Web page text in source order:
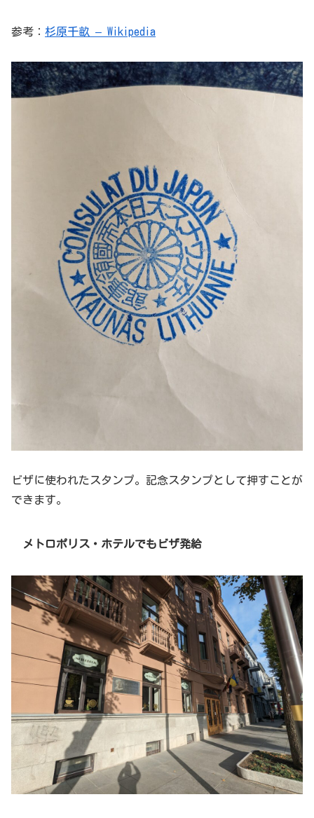
参考： 杉原千畝 – Wikipedia
ビザに使われたスタンプ。記念スタンプとして押すことが
できます。
メトロポリス・ホテルでもビザ発給